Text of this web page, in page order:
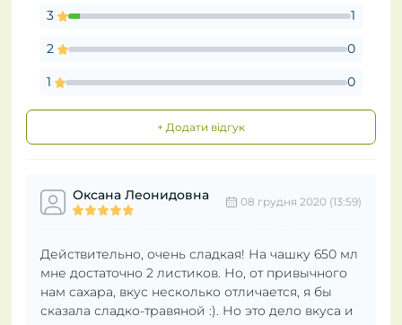
3 1
2 0
1 0
+ Додати відгук
Оксана Леонидовна 08 грудня 2020 (13:59)
Действительно, очень сладкая! На чашку 650 мл
мне достаточно 2 листиков. Но, от привычного
нам сахара, вкус несколько отличается, я бы
сказала сладко-травяной :). Но это дело вкуса и